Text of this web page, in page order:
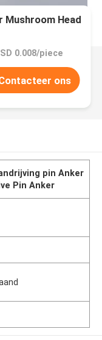
Mushroom Head
0.008/piece
ons
pin Anker
Pin Anker